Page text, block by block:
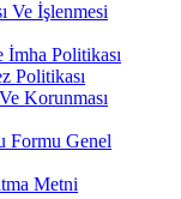
Ve İşlenmesi
Politikası
Politikası
Korunması
Formu Genel
Metni